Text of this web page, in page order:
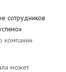
сотрудников
компании
может